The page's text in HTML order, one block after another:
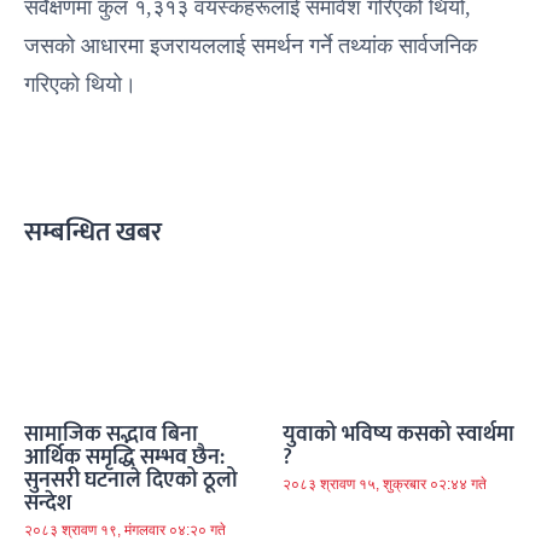
सर्वेक्षणमा कुल १,३१३ वयस्कहरूलाई समावेश गरिएको थियो,
जसको आधारमा इजरायललाई समर्थन गर्ने तथ्यांक सार्वजनिक
गरिएको थियो।
सम्बन्धित खबर
सामाजिक सद्भाव बिना
आर्थिक समृद्धि सम्भव छैन:
सुनसरी घटनाले दिएको ठूलो
सन्देश
२०८३ श्रावण १९, मंगलवार ०४:२० गते
युवाको भविष्य कसको स्वार्थमा
?
२०८३ श्रावण १५, शुक्रबार ०२:४४ गते